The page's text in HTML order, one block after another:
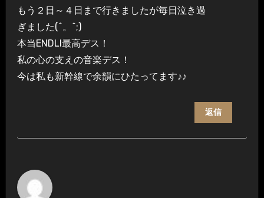
もう２日～４日まで行きましたが毎日泣き過
ぎました(^。^;)
本当ENDLI最高デス！
私の心の支えの音楽デス！
今は私も新幹線で余韻にひたってます♪♪
返信